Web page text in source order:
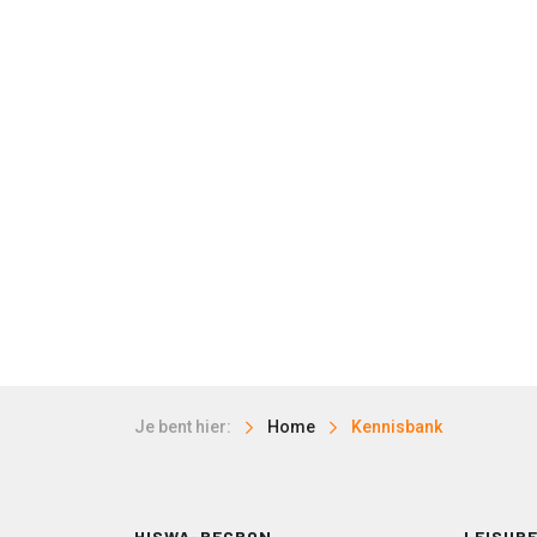
Je bent hier: Home Kennisbank